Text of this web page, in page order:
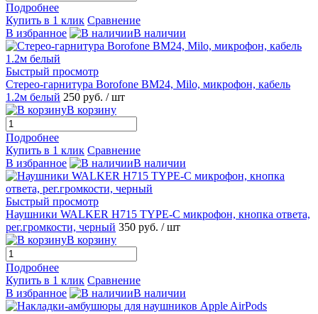
Подробнее
Купить в 1 клик Сравнение
В избранное
В наличии
Быстрый просмотр
Стерео-гарнитура Borofone BM24, Milo, микрофон, кабель
1.2м белый 250 руб. / шт
В корзину
Подробнее
Купить в 1 клик Сравнение
В избранное
В наличии
Быстрый просмотр
Наушники WALKER H715 TYPE-C микрофон, кнопка ответа,
рег.громкости, черный 350 руб. / шт
В корзину
Подробнее
Купить в 1 клик Сравнение
В избранное
В наличии